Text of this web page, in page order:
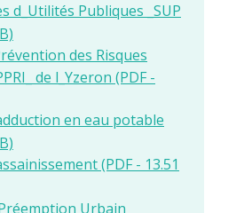
d_Utilités Publiques _SUP
des Risques
de l_Yzeron (PDF -
en eau potable
(PDF - 13.51
Urbain